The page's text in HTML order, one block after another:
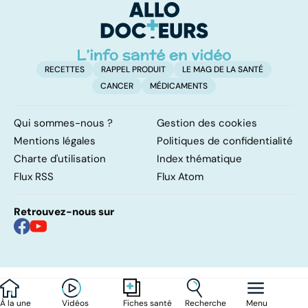
À la une Vidéos Fiches santé Recherche Menu
levée de
l'anonymat
RECETTES RAPPEL PRODUIT
LE MAG DE LA SANTÉ
CANCER
MÉDICAMENTS
Qui sommes-nous ?
Gestion des cookies
Mentions légales
Politiques de confidentialité
Charte d'utilisation
Index thématique
Flux RSS
Flux Atom
Retrouvez-nous sur